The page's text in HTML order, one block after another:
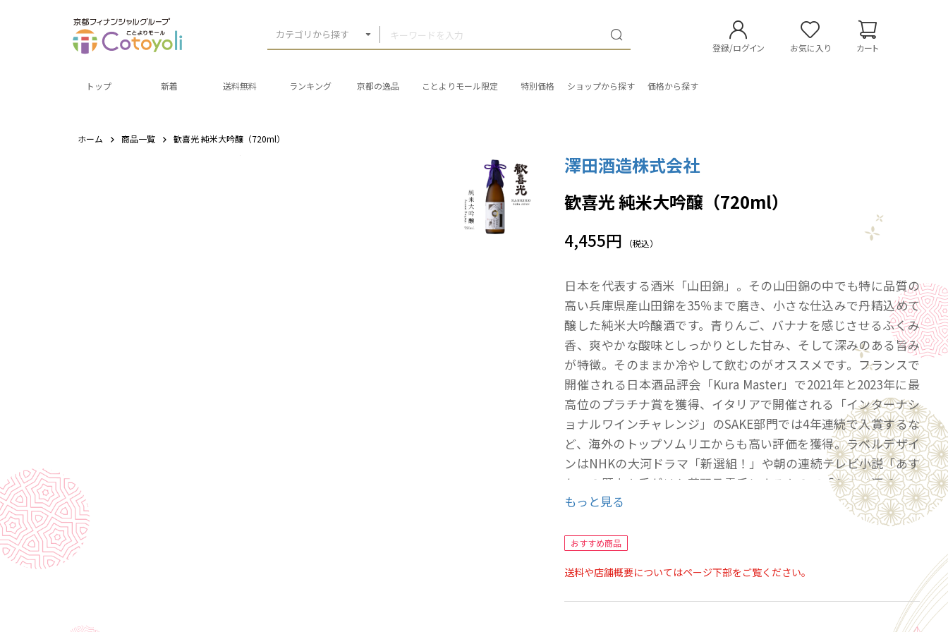
カテゴリから探す
登録/ログイン お気に入り カート
トップ 新着 送料無料 ランキング 京都の逸品 ことよりモール限定 特別価格 ショップから探す 価格から探す
ホーム 商品一覧 歓喜光 純米大吟醸（720ml）
澤田酒造株式会社
歓喜光 純米大吟醸（720ml）
4,455円 （税込）
日本を代表する酒米「山田錦」。その山田錦の中でも特に品質の
高い兵庫県産山田錦を35％まで磨き、小さな仕込みで丹精込めて
醸した純米大吟醸酒です。青りんご、バナナを感じさせるふくみ
香、爽やかな酸味としっかりとした甘み、そして深みのある旨み
が特徴。そのままか冷やして飲むのがオススメです。フランスで
開催される日本酒品評会「Kura Master」で2021年と2023年に最
高位のプラチナ賞を獲得、イタリアで開催される「インターナシ
ョナルワインチャレンジ」のSAKE部門では4年連続で入賞するな
ど、海外のトップソムリエからも高い評価を獲得。ラベルデザイ
ンはNHKの大河ドラマ「新選組！」や朝の連続テレビ小説「あす
か」の題字も手がけた荻野丹雪氏によるもので「ミラノ酒チャレ
ンジ2022」ではベストデザイン賞に選ばれました。
【製品情報】
※麹米：山田錦（兵庫）／掛米：山田錦（兵庫）
●アルコール度数：17％ ●精米歩合：35％
もっと見る
おすすめ商品
送料や店舗概要についてはページ下部をご覧ください。